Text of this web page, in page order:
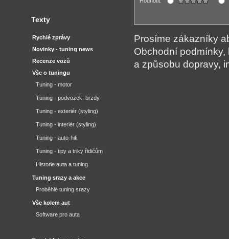
Prosíme zákazníky
Obchodní
a způsobu dopravy,
Texty
Rychlé zprávy
Novinky - tuning news
Recenze vozů
Vše o tuningu
Tuning - motor
Tuning - podvozek, brzdy
Tuning - exteriér (styling)
Tuning - interiér (styling)
Tuning - auto-hifi
Tuning - tipy a triky řidičům
Historie auta a tuning
Tuning srazy a akce
Proběhlé tuning srazy
Vše kolem aut
Software pro auta